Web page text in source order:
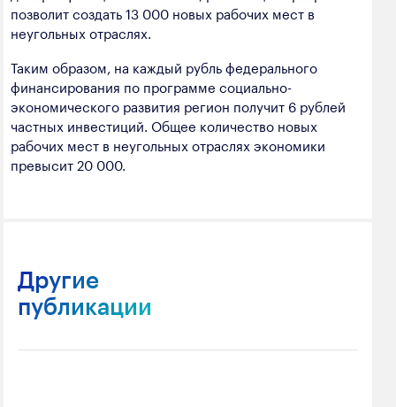
позволит создать 13 000 новых рабочих мест в
неугольных отраслях.
Таким образом, на каждый рубль федерального
финансирования по программе социально-
экономического развития регион получит 6 рублей
частных инвестиций. Общее количество новых
рабочих мест в неугольных отраслях экономики
превысит 20 000.
Другие
публикации